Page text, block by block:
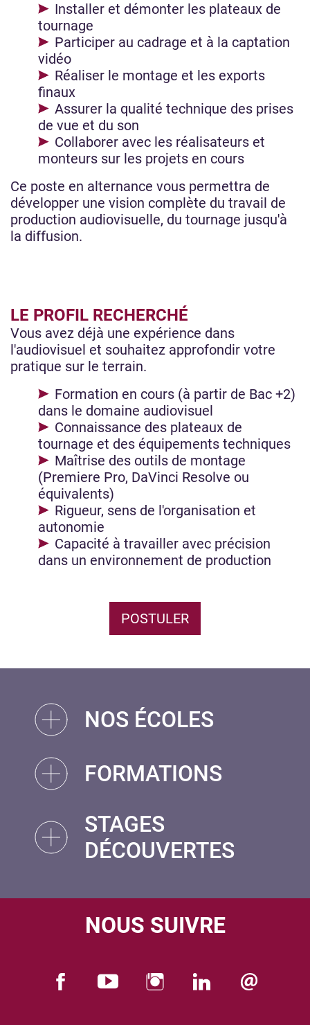
Installer et démonter les plateaux de
tournage
Participer au cadrage et à la captation
vidéo
Réaliser le montage et les exports
finaux
Assurer la qualité technique des prises
de vue et du son
Collaborer avec les réalisateurs et
monteurs sur les projets en cours
Ce poste en alternance vous permettra de
développer une vision complète du travail de
production audiovisuelle, du tournage jusqu'à
la diffusion.
LE PROFIL RECHERCHÉ
Vous avez déjà une expérience dans
l'audiovisuel et souhaitez approfondir votre
pratique sur le terrain.
Formation en cours (à partir de Bac +2)
dans le domaine audiovisuel
Connaissance des plateaux de
tournage et des équipements techniques
Maîtrise des outils de montage
(Premiere Pro, DaVinci Resolve ou
équivalents)
Rigueur, sens de l'organisation et
autonomie
Capacité à travailler avec précision
dans un environnement de production
POSTULER
NOS ÉCOLES
FORMATIONS
STAGES
DÉCOUVERTES
NOUS SUIVRE